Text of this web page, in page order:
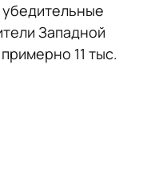
Западной
11 тыс.